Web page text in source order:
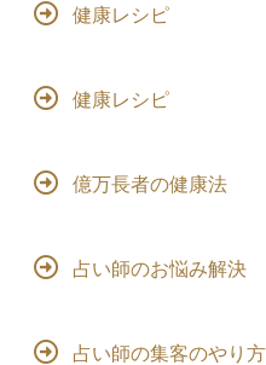
健康レシピ
健康レシピ
億万長者の健康法
占い師のお悩み解決
占い師の集客のやり